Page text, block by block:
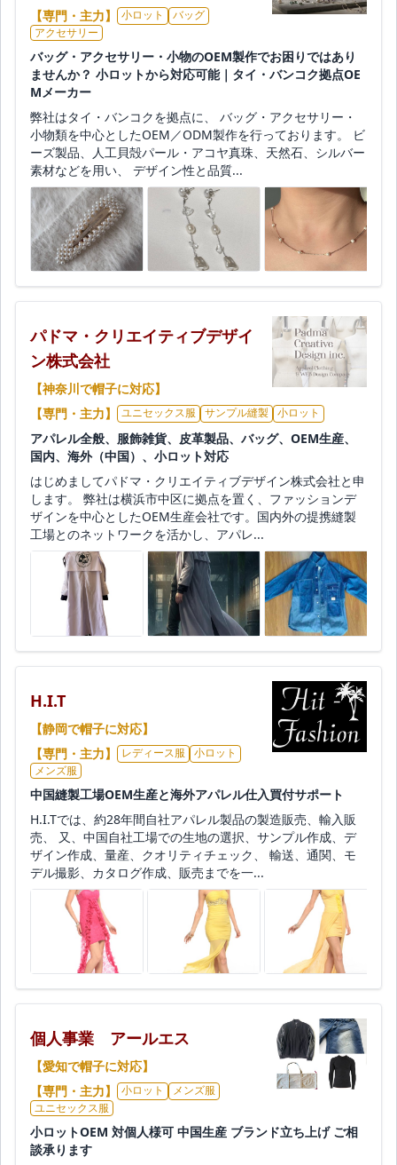
【専門・主力】 小ロット
バッグ
アクセサリー
バッグ・アクセサリー・小物のOEM製作でお困りではあり
ませんか？ 小ロットから対応可能｜タイ・バンコク拠点OE
Mメーカー
弊社はタイ・バンコクを拠点に、 バッグ・アクセサリー・
小物類を中心としたOEM／ODM製作を行っております。 ビ
ーズ製品、人工貝殻パール・アコヤ真珠、天然石、シルバー
素材などを用い、 デザイン性と品質...
パドマ・クリエイティブデザイ
ン株式会社
【神奈川で帽子に対応】
【専門・主力】
ユニセックス服 サンプル縫製 小ロット
アパレル全般、服飾雑貨、皮革製品、バッグ、OEM生産、
国内、海外（中国）、小ロット対応
はじめましてパドマ・クリエイティブデザイン株式会社と申
します。 弊社は横浜市中区に拠点を置く、ファッションデ
ザインを中心としたOEM生産会社です。国内外の提携縫製
工場とのネットワークを活かし、アパレ...
H.I.T
【静岡で帽子に対応】
【専門・主力】
レディース服
小ロット
メンズ服
中国縫製工場OEM生産と海外アパレル仕入買付サポート
H.I.Tでは、約28年間自社アパレル製品の製造販売、輸入販
売、 又、中国自社工場での生地の選択、サンプル作成、デ
ザイン作成、量産、クオリティチェック、 輸送、通関、モ
デル撮影、カタログ作成、販売までを一...
個人事業 アールエス
【愛知で帽子に対応】
【専門・主力】
小ロット
メンズ服
ユニセックス服
小ロットOEM 対個人様可 中国生産 ブランド立ち上げ ご相
談承ります